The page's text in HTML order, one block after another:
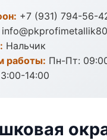
+7 (931) 794-56-
Нальчик
работы: Пн-Пт:
14:00